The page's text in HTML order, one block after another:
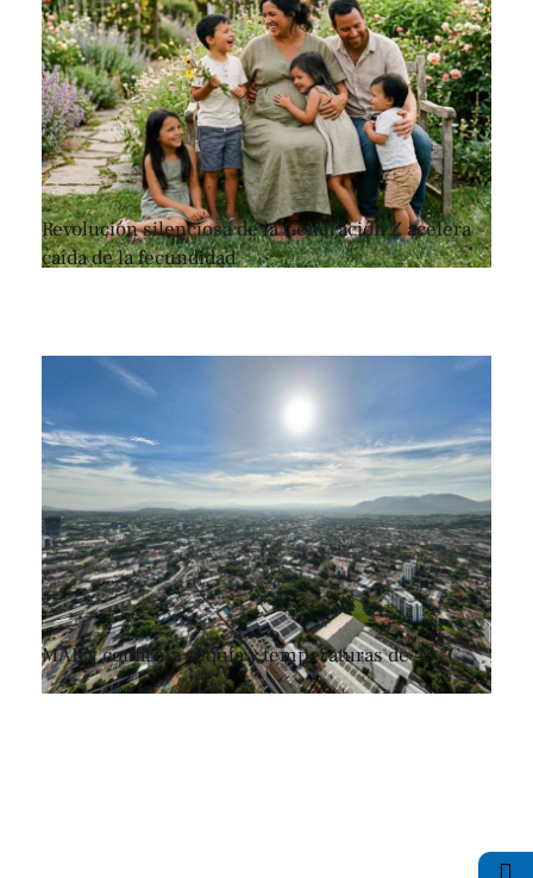
Revolución silenciosa de la Generación Z acelera
caída de la fecundidad
MARN confirma sequía y temperaturas de 43 °C